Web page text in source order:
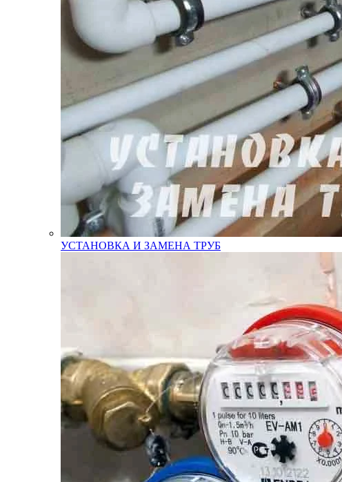
УСТАНОВКА И ЗАМЕНА ТРУБ